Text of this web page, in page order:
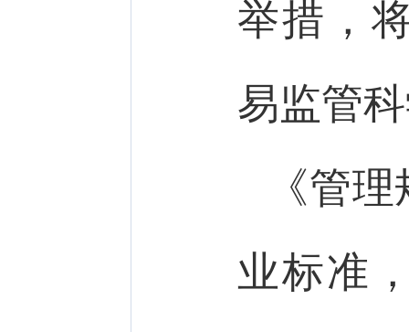
举措，
易监管
《管
业标准